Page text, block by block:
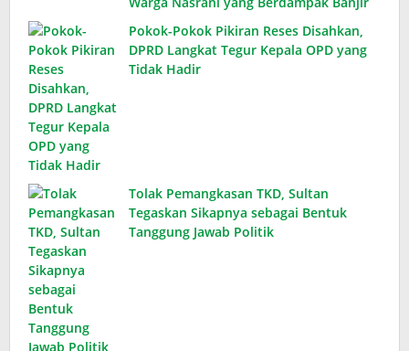
Pokok-Pokok Pikiran Reses Disahkan,
DPRD Langkat Tegur Kepala OPD yang
Tidak Hadir
Tolak Pemangkasan TKD, Sultan
Tegaskan Sikapnya sebagai Bentuk
Tanggung Jawab Politik